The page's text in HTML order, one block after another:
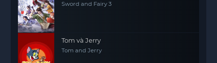
Sword and Fairy 3
Tom và Jerry
Tom and Jerry